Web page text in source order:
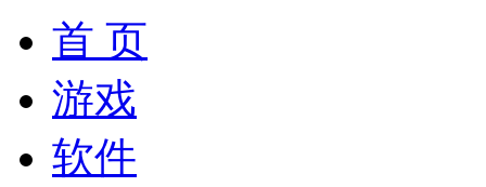
首 页
游戏
软件